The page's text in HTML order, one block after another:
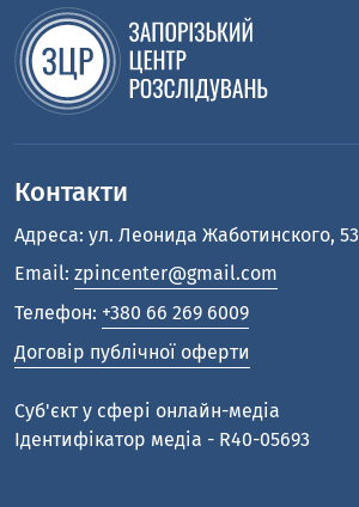
Контакти
Адреса: ул. Леонида Жаботинского, 53
Email: zpincenter@gmail.com
Телефон: +380 66 269 6009
Договір публічної оферти
Cуб'єкт у сфері онлайн-медіа
Ідентифікатор медіа - R40-05693